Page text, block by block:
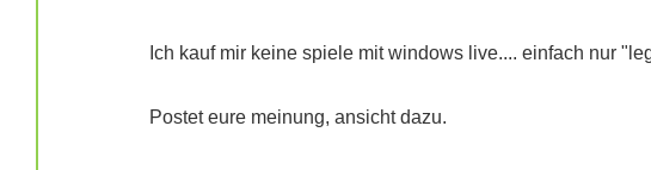
Ich kauf mir keine spiele mit windows live.... einfach nur
Postet eure meinung, ansicht dazu.